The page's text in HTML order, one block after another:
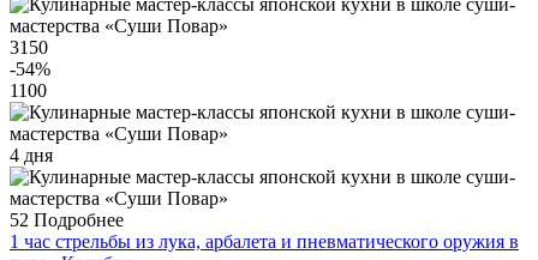
3150
-54%
1100
4 дня
52 Подробнее
1 час стрельбы из лука, арбалета и пневматического оружия в